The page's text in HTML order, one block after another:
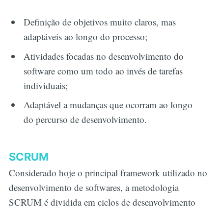
Definição de objetivos muito claros, mas
adaptáveis ao longo do processo;
Atividades focadas no desenvolvimento do
software como um todo ao invés de tarefas
individuais;
Adaptável a mudanças que ocorram ao longo
do percurso de desenvolvimento.
SCRUM
Considerado hoje o principal framework utilizado no
desenvolvimento de softwares, a metodologia
SCRUM é dividida em ciclos de desenvolvimento